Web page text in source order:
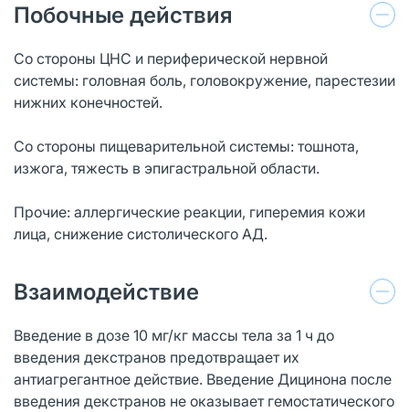
Побочные действия
Со стороны ЦНС и периферической нервной
системы: головная боль, головокружение, парестезии
нижних конечностей.
Со стороны пищеварительной системы: тошнота,
изжога, тяжесть в эпигастральной области.
Прочие: аллергические реакции, гиперемия кожи
лица, снижение систолического АД.
Взаимодействие
Введение в дозе 10 мг/кг массы тела за 1 ч до
введения декстранов предотвращает их
антиагрегантное действие. Введение Дицинона после
введения декстранов не оказывает гемостатического